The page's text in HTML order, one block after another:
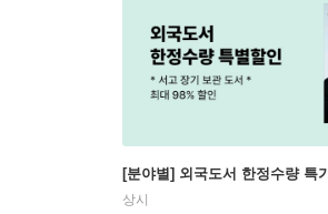
[분야별] 외국도서 한정수량 특
상시